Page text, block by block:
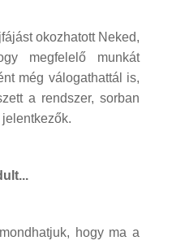
okozhatott Neked,
megfelelő munkát
még válogathattál is,
a rendszer, sorban
hogy ma a